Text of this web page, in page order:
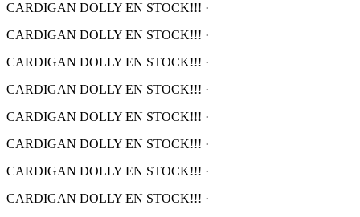
CARDIGAN DOLLY EN STOCK!!! ·
CARDIGAN DOLLY EN STOCK!!! ·
CARDIGAN DOLLY EN STOCK!!! ·
CARDIGAN DOLLY EN STOCK!!! ·
CARDIGAN DOLLY EN STOCK!!! ·
CARDIGAN DOLLY EN STOCK!!! ·
CARDIGAN DOLLY EN STOCK!!! ·
CARDIGAN DOLLY EN STOCK!!! ·